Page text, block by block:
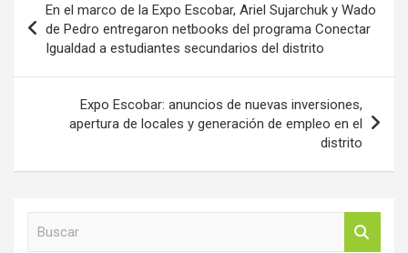
de
entradas
En el marco de la Expo Escobar, Ariel Sujarchuk y Wado
de Pedro entregaron netbooks del programa Conectar
Igualdad a estudiantes secundarios del distrito
Expo Escobar: anuncios de nuevas inversiones,
apertura de locales y generación de empleo en el
distrito